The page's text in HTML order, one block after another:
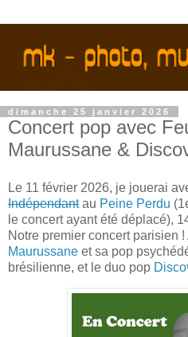
dimanche 25 janvier 2026
Concert pop avec
Maurussane &
Le 11 février 2026, je jouerai
Indépendantau Peine Perdu
le concert ayant été déplacé),
Notre premier concert parisien
Maurussane et sa pop
brésilienne, et le duo pop